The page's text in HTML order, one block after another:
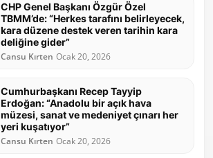
CHP Genel Başkanı Özgür Özel
TBMM’de: “Herkes tarafını belirleyecek,
kara düzene destek veren tarihin kara
deliğine gider”
Cansu Kırten Ocak 20, 2026
Cumhurbaşkanı Recep Tayyip
Erdoğan: “Anadolu bir açık hava
müzesi, sanat ve medeniyet çınarı her
yeri kuşatıyor”
Cansu Kırten Ocak 20, 2026